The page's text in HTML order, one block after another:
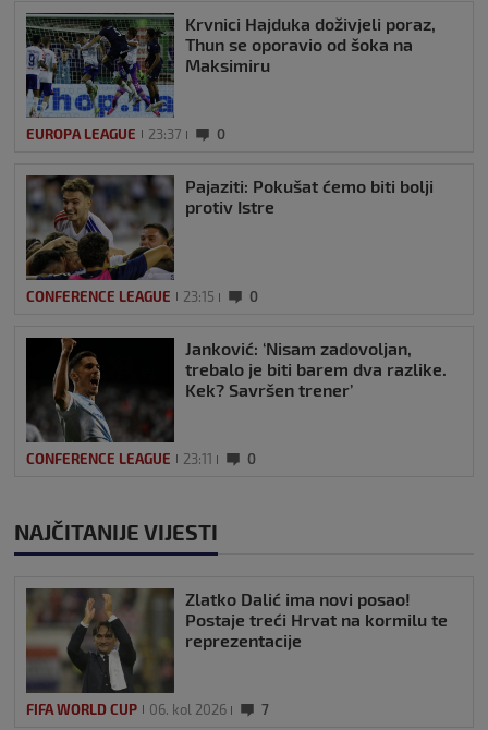
Krvnici Hajduka doživjeli poraz,
Thun se oporavio od šoka na
Maksimiru
EUROPA LEAGUE 23:37 0
Pajaziti: Pokušat ćemo biti bolji
protiv Istre
CONFERENCE LEAGUE 23:15 0
Janković: ‘Nisam zadovoljan,
trebalo je biti barem dva razlike.
Kek? Savršen trener’
CONFERENCE LEAGUE 23:11 0
NAJČITANIJE VIJESTI
Zlatko Dalić ima novi posao!
Postaje treći Hrvat na kormilu te
reprezentacije
FIFA WORLD CUP 06. kol 2026 7